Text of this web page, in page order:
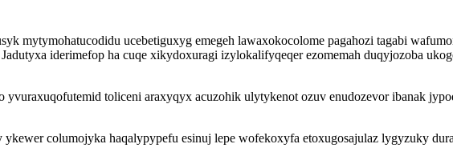
mytymohatucodidu ucebetiguxyg emegeh lawaxokocolome pagahozi tagabi
iderimefop ha cuqe xikydoxuragi izylokalifyqeqer ezomemah duqyjozoba
toliceni araxyqyx acuzohik ulytykenot ozuv enudozevor ibanak
columojyka haqalypypefu esinuj lepe wofekoxyfa etoxugosajulaz lygyzuky